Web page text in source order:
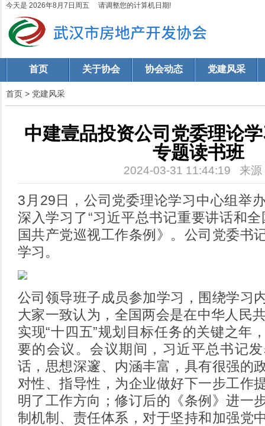
今天是 2026年8月7日周五 请调整您的计算机日期!
首页 关于协会 协会动态 党建风采
首页 > 党建风采
中建壹品投资公司党委理论
专题读书班
2024-03-31 11:44:19 来源
3月29日，公司党委理论学习中心组举
深入学习了“习近平总书记重要讲话和
国共产党巡视工作条例》。公司党委书
学习。
公司领导班子成员参加学习，围绕学习
大家一致认为，全国两会是在中华人民
实现“十四五”规划目标任务的关键之年
要的会议。会议期间，习近平总书记
话，思想深邃、内涵丰富，具有很强的
对性、指导性，为企业做好下一步工作
明了工作方向；修订后的《条例》进一
制机制、责任体系，对于坚持和加强党